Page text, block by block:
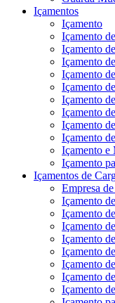
Içamentos
Içamento
Içamento
Içamento
Içamento
Içamento
Içamento
Içamento
Içamento
Içamento
Içamento
Içamento e
Içamento
Içamentos de
Empresa
Içamento
Içamento
Içamento
Içamento
Içamento
Içamento
Içamento
Içamento